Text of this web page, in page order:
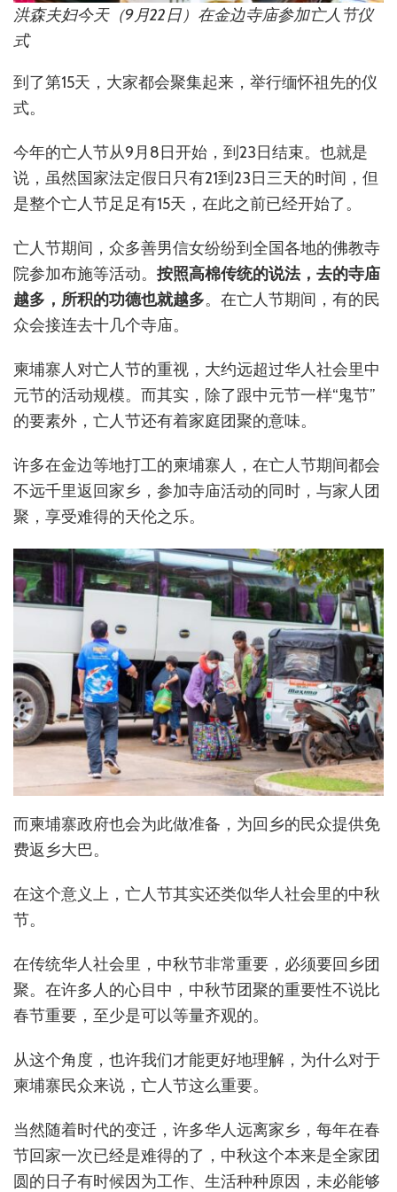
洪森夫妇今天（9月22日）在金边寺庙参加亡人节仪
式
到了第15天，大家都会聚集起来，举行缅怀祖先的仪
式。
今年的亡人节从9月8日开始，到23日结束。也就是
说，虽然国家法定假日只有21到23日三天的时间，但
是整个亡人节足足有15天，在此之前已经开始了。
亡人节期间，众多善男信女纷纷到全国各地的佛教寺
院参加布施等活动。 按照高棉传统的说法，去的寺庙
越多，所积的功德也就越多。在亡人节期间，有的民
众会接连去十几个寺庙。
柬埔寨人对亡人节的重视，大约远超过华人社会里中
元节的活动规模。而其实，除了跟中元节一样“鬼节”
的要素外，亡人节还有着家庭团聚的意味。
许多在金边等地打工的柬埔寨人，在亡人节期间都会
不远千里返回家乡，参加寺庙活动的同时，与家人团
聚，享受难得的天伦之乐。
而柬埔寨政府也会为此做准备，为回乡的民众提供免
费返乡大巴。
在这个意义上，亡人节其实还类似华人社会里的中秋
节。
在传统华人社会里，中秋节非常重要，必须要回乡团
聚。在许多人的心目中，中秋节团聚的重要性不说比
春节重要，至少是可以等量齐观的。
从这个角度，也许我们才能更好地理解，为什么对于
柬埔寨民众来说，亡人节这么重要。
当然随着时代的变迁，许多华人远离家乡，每年在春
节回家一次已经是难得的了，中秋这个本来是全家团
圆的日子有时候因为工作、生活种种原因，未必能够